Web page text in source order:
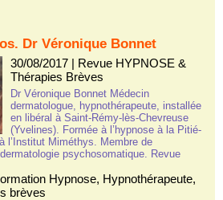
Dr Véronique Bonnet
30/08/2017| Revue HYPNOSE &
Thérapies Brèves
Dr Véronique Bonnet Médecin
dermatologue, hypnothérapeute, installée
en libéral à Saint-Rémy-lès-Chevreuse
(Yvelines). Formée à l’hypnose à la Pitié-
l’Institut Miméthys. Membre de
psychosomatique. Revue
Hypnose, Hypnothérapeute,
brèves